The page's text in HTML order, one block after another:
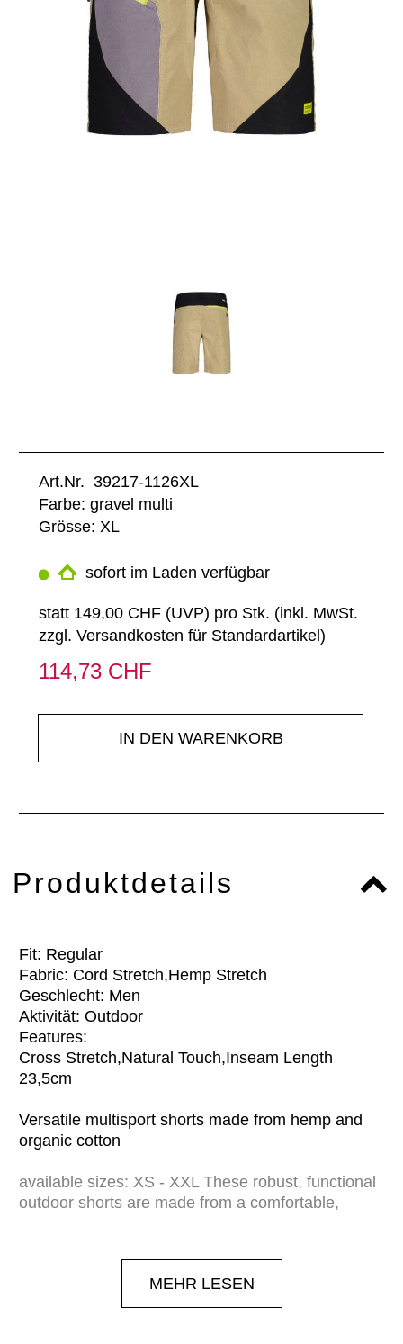
Art.Nr. 39217-1126XL
Farbe: gravel multi
Grösse: XL
sofort im Laden verfügbar
statt 149,00 CHF (UVP) pro Stk. (inkl. MwSt.
zzgl. Versandkosten für Standardartikel)
114,73 CHF
IN DEN WARENKORB
Produktdetails
Fit: Regular
Fabric: Cord Stretch,Hemp Stretch
Geschlecht: Men
Aktivität: Outdoor
Features:
Cross Stretch,Natural Touch,Inseam Length
23,5cm
Versatile multisport shorts made from hemp and
organic cotton
available sizes: XS - XXL These robust, functional
outdoor shorts are made from a comfortable,
outdoors. Two side pockets, a zipped pocket at the
back and one on the right thigh offer plenty of
storage space for long days outdoors.
MEHR LESEN